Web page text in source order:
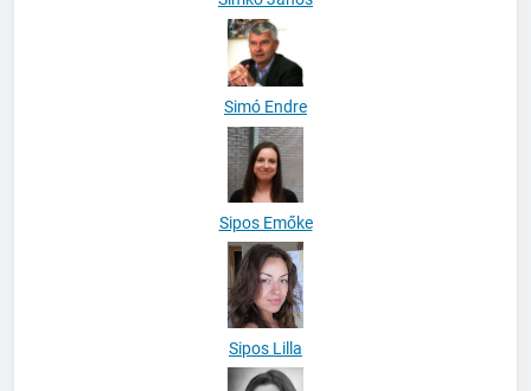
Simó Endre
Sipos Emőke
Sipos Lilla